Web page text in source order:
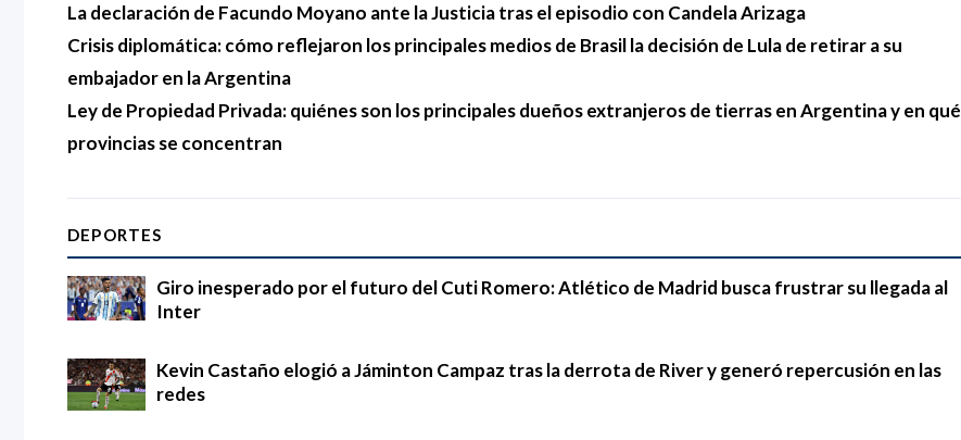
La declaración de Facundo Moyano ante la Justicia tras el episodio con Candela Arizaga
Crisis diplomática: cómo reflejaron los principales medios de Brasil la decisión de Lula de retirar a su
embajador en la Argentina
Ley de Propiedad Privada: quiénes son los principales dueños extranjeros de tierras en Argentina y en qué
provincias se concentran
DEPORTES
Giro inesperado por el futuro del Cuti Romero: Atlético de Madrid busca frustrar su llegada al
Inter
Kevin Castaño elogió a Jáminton Campaz tras la derrota de River y generó repercusión en las
redes